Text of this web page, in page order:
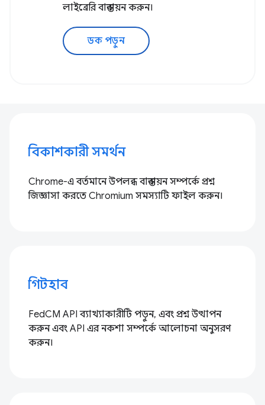
লাইব্রেরি বাস্তবায়ন করুন।
ডক পড়ুন
বিকাশকারী সমর্থন
Chrome-এ বর্তমানে উপলব্ধ বাস্তবায়ন সম্পর্কে প্রশ্ন
জিজ্ঞাসা করতে Chromium সমস্যাটি ফাইল করুন।
গিটহাব
FedCM API ব্যাখ্যাকারীটি পড়ুন, এবং প্রশ্ন উত্থাপন
করুন এবং API এর নকশা সম্পর্কে আলোচনা অনুসরণ
করুন।